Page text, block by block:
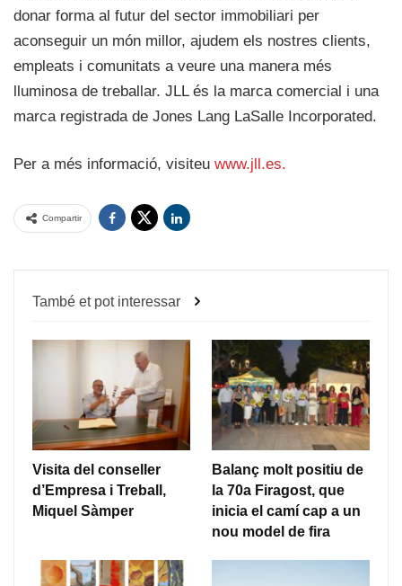
donar forma al futur del sector immobiliari per
aconseguir un món millor, ajudem els nostres clients,
empleats i comunitats a veure una manera més
lluminosa de treballar. JLL és la marca comercial i una
marca registrada de Jones Lang LaSalle Incorporated.
Per a més informació, visiteu www.jll.es.
Compartir
També et pot interessar
Visita del conseller
d’Empresa i Treball,
Miquel Sàmper
Balanç molt positiu de
la 70a Firagost, que
inicia el camí cap a un
nou model de fira